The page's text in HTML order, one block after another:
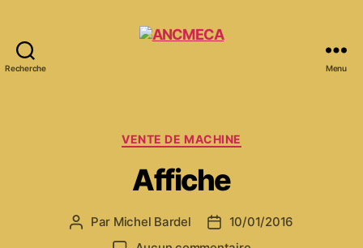
Recherche Menu
Catégories
VENTE DE MACHINE
Affiche
Auteur
Par Michel Bardel
Date10/01/2016